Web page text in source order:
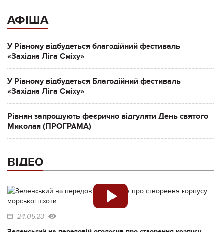
АФІША
У Рівному відбудеться благодійний фестиваль
«Західна Ліга Сміху»
У Рівному відбудеться Благодійний фестиваль
«Західна Ліга Сміху»
Рівнян запрошують феєрично відгуляти День святого
Миколая (ПРОГРАМА)
ВІДЕО
24.05.23